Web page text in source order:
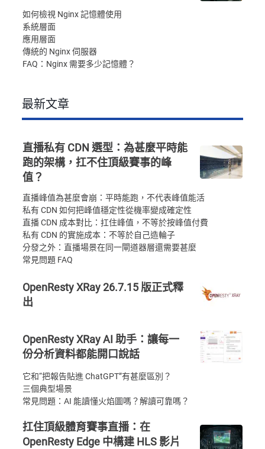
如何檢視 Nginx 記憶體使用
系統層面
應用層面
傳統的 Nginx 伺服器
FAQ：Nginx 需要多少記憶體？
最新文章
直播私有 CDN 選型：為甚麼平時能
跑的架構，扛不住頂級賽事的峰
值？
直播峰值為甚麼會崩：平時能跑，不代表峰值能活
私有 CDN 如何把峰值穩定性從機率變成確定性
直播 CDN 成本對比：扛住峰值，不等於按峰值付費
私有 CDN 的實施成本：不等於自己造輪子
分發之外：直播場景在同一閘道器層還需要甚麼
常見問題 FAQ
OpenResty XRay 26.7.15 版正式釋
出
OpenResty XRay AI 助手：讓每一
份分析資料都能開口說話
它和“把報告貼進 ChatGPT”有甚麼區別？
三個典型場景
常見問題：AI 能讀懂火焰圖嗎？解讀可靠嗎？
扛住頂級體育賽事直播：在
OpenResty Edge 中構建 HLS 影片